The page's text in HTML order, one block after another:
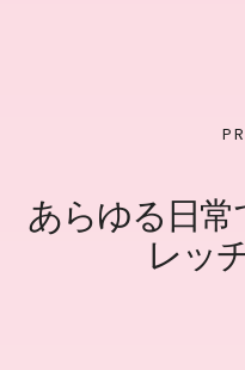
あらゆる日常
レッ